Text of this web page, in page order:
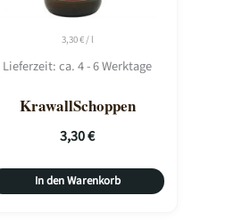
3,30€/ l
Lieferzeit:ca. 4 - 6 Werktage
KrawallSchoppen
3,30€
In den Warenkorb